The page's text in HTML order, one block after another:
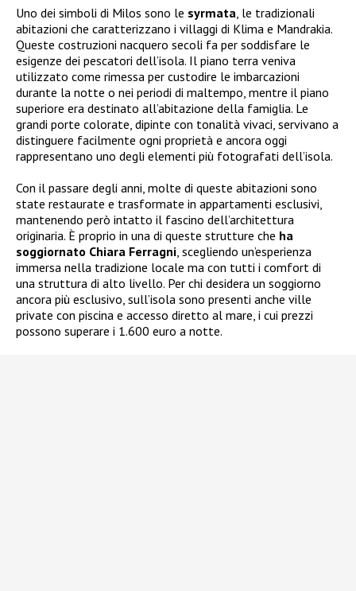
Uno dei simboli di Milos sono le syrmata, le tradizionali
abitazioni che caratterizzano i villaggi di Klima e Mandrakia.
Queste costruzioni nacquero secoli fa per soddisfare le
esigenze dei pescatori dell’isola. Il piano terra veniva
utilizzato come rimessa per custodire le imbarcazioni
durante la notte o nei periodi di maltempo, mentre il piano
superiore era destinato all’abitazione della famiglia. Le
grandi porte colorate, dipinte con tonalità vivaci, servivano a
distinguere facilmente ogni proprietà e ancora oggi
rappresentano uno degli elementi più fotografati dell’isola.
Con il passare degli anni, molte di queste abitazioni sono
state restaurate e trasformate in appartamenti esclusivi,
mantenendo però intatto il fascino dell’architettura
originaria. È proprio in una di queste strutture che ha
soggiornato Chiara Ferragni, scegliendo un’esperienza
immersa nella tradizione locale ma con tutti i comfort di
una struttura di alto livello. Per chi desidera un soggiorno
ancora più esclusivo, sull’isola sono presenti anche ville
private con piscina e accesso diretto al mare, i cui prezzi
possono superare i 1.600 euro a notte.